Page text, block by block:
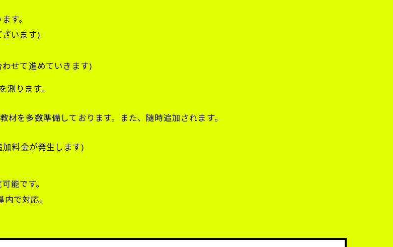
す。
います)
せて進めていきます)
ります。
を多数準備しております。また、随時追加されます。
料金が発生します)
能です。
で対応。